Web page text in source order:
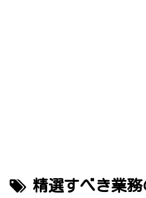
精選すべき業